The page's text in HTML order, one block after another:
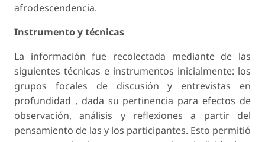
afrodescendencia.
Instrumento y técnicas
La información fue recolectada mediante de las
siguientes técnicas e instrumentos inicialmente: los
grupos focales de discusión y entrevistas en
profundidad , dada su pertinencia para efectos de
observación, análisis y reflexiones a partir del
pensamiento de las y los participantes. Esto permitió